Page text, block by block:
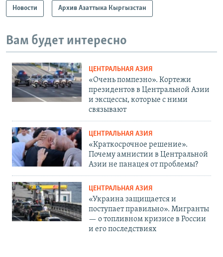
Новости Архив Азаттыка Кыргызстан
Вам будет интересно
ЦЕНТРАЛЬНАЯ АЗИЯ
«Очень помпезно». Кортежи
президентов в Центральной Азии
и эксцессы, которые с ними
связывают
ЦЕНТРАЛЬНАЯ АЗИЯ
«Краткосрочное решение».
Почему амнистии в Центральной
Азии не панацея от проблемы?
ЦЕНТРАЛЬНАЯ АЗИЯ
«Украина защищается и
поступает правильно». Мигранты
— о топливном кризисе в России
и его последствиях